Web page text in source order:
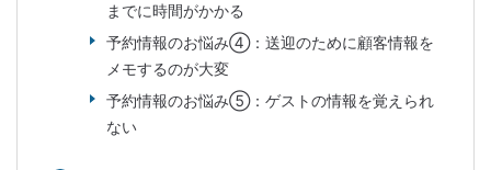
までに時間がかかる
予約情報のお悩み④：送迎のために顧客情報を
メモするのが大変
予約情報のお悩み⑤：ゲストの情報を覚えられ
ない